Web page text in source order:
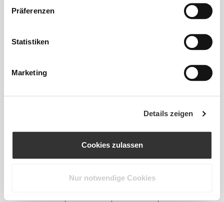
Präferenzen
Statistiken
Marketing
Details zeigen
Cookies zulassen
Nur notwendige Cookies
entspannte Passform für einen lässigen Look.
EMPFOHLENE GRÖSSE BASIEREND AUF D
Vom Schritt